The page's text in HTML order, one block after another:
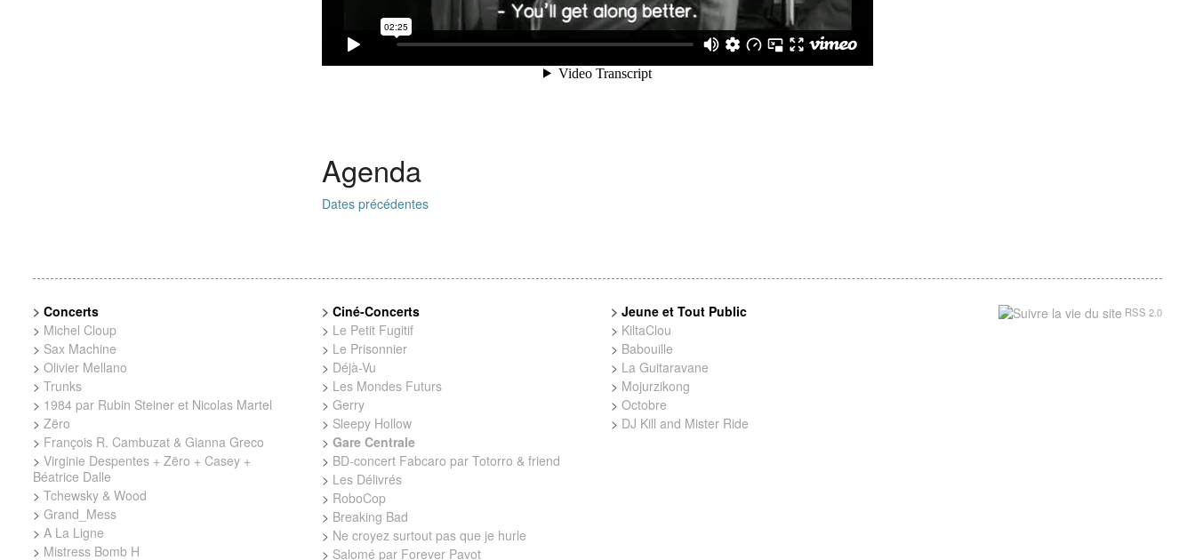
Agenda
Dates précédentes
> Concerts
> Michel Cloup
> Sax Machine
> Olivier Mellano
> Trunks
> 1984 par Rubin Steiner et Nicolas Martel
> Zëro
> François R. Cambuzat & Gianna Greco
> Virginie Despentes + Zëro + Casey +
Béatrice Dalle
> Tchewsky & Wood
> Grand_Mess
> A La Ligne
> Mistress Bomb H
> Ciné-Concerts
> Le Petit Fugitif
> Le Prisonnier
> Déjà-Vu
> Les Mondes Futurs
> Gerry
> Sleepy Hollow
> Gare Centrale
> BD-concert Fabcaro par Totorro & friend
> Les Délivrés
> RoboCop
> Breaking Bad
> Ne croyez surtout pas que je hurle
> Salomé par Forever Pavot
> Jeune et Tout Public
> KiltaClou
> Babouille
> La Guitaravane
> Mojurzikong
> Octobre
> DJ Kill and Mister Ride
RSS 2.0